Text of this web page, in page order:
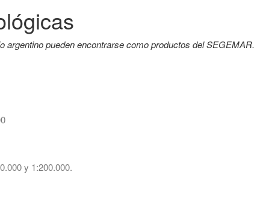
pueden encontrarse como productos del SEGEMAR.
y 1:200.000.